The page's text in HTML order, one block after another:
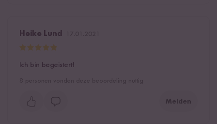
Heike Lund
Ich bin begeistert!
Melden